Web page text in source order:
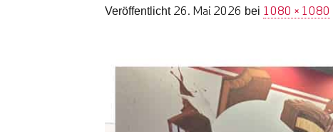
Veröffentlicht 26. Mai 2026 bei 1080 × 1080